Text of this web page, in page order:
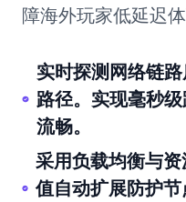
障海外玩家低延迟体
实时探测网络链
路径。实现毫秒
流畅。
采用负载均衡与
值自动扩展防护